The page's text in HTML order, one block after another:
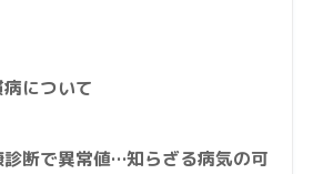
について
断で異常値…知らざる病気の可